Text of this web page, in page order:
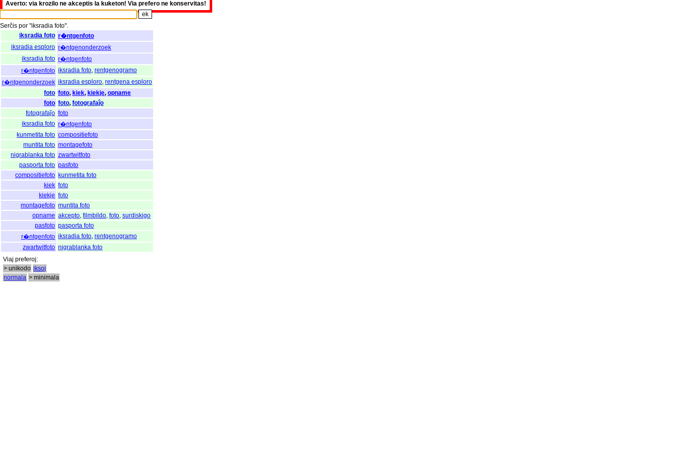
Averto: via krozilo ne akceptis la kuketon! Via prefero ne konservitas!
Serĉis por "iksradia foto".
iksradia foto r�ntgenfoto
iksradia esploro r�ntgenonderzoek
iksradia foto r�ntgenfoto
r�ntgenfoto iksradia foto rentgenogramo
r�ntgenonderzoek iksradia esploro rentgena esploro
foto foto, kiek, kiekje, opname
foto foto, fotografaĵo
fotografaĵo foto
iksradia foto r�ntgenfoto
kunmetita foto compositiefoto
muntita foto montagefoto
nigrablanka foto zwartwitfoto
pasporta foto pasfoto
compositiefoto kunmetita foto
kiek foto
kiekje foto
montagefoto muntita foto
opname akcepto filmbildo foto surdiskigo
pasfoto pasporta foto
r�ntgenfoto iksradia foto rentgenogramo
zwartwitfoto nigrablanka foto
Viaj preferoj:
> unikodo iksoj
normala > minimala